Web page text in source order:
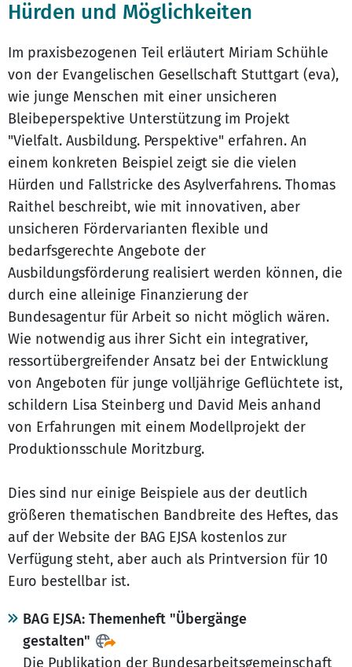
Hürden und Möglichkeiten
Im praxisbezogenen Teil erläutert Miriam Schühle
von der Evangelischen Gesellschaft Stuttgart (eva),
wie junge Menschen mit einer unsicheren
Bleibeperspektive Unterstützung im Projekt
"Vielfalt. Ausbildung. Perspektive" erfahren. An
einem konkreten Beispiel zeigt sie die vielen
Hürden und Fallstricke des Asylverfahrens. Thomas
Raithel beschreibt, wie mit innovativen, aber
unsicheren Fördervarianten flexible und
bedarfsgerechte Angebote der
Ausbildungsförderung realisiert werden können, die
durch eine alleinige Finanzierung der
Bundesagentur für Arbeit so nicht möglich wären.
Wie notwendig aus ihrer Sicht ein integrativer,
ressortübergreifender Ansatz bei der Entwicklung
von Angeboten für junge volljährige Geflüchtete ist,
schildern Lisa Steinberg und David Meis anhand
von Erfahrungen mit einem Modellprojekt der
Produktionsschule Moritzburg.
Dies sind nur einige Beispiele aus der deutlich
größeren thematischen Bandbreite des Heftes, das
auf der Website der BAG EJSA kostenlos zur
Verfügung steht, aber auch als Printversion für 10
Euro bestellbar ist.
BAG EJSA: Themenheft "Übergänge
gestalten"
Die Publikation der Bundesarbeitsgemeinschaft